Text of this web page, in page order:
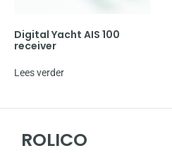
Digital Yacht AIS 100
receiver
Lees verder
ROLICO